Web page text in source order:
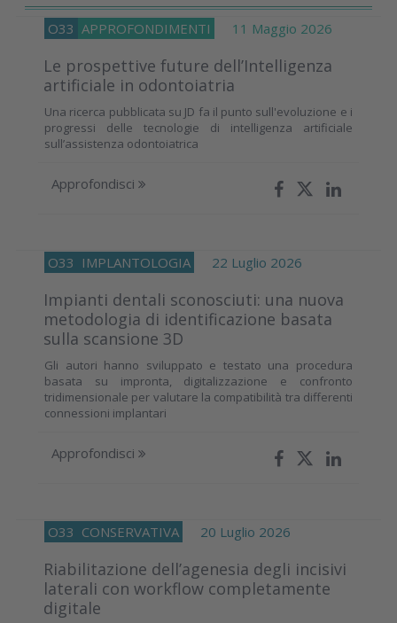
O33 APPROFONDIMENTI 11 Maggio 2026
Le prospettive future dell’Intelligenza
artificiale in odontoiatria
Una ricerca pubblicata su JD fa il punto sull'evoluzione e i
progressi delle tecnologie di intelligenza artificiale
sull’assistenza odontoiatrica
Approfondisci
O33 IMPLANTOLOGIA 22 Luglio 2026
Impianti dentali sconosciuti: una nuova
metodologia di identificazione basata
sulla scansione 3D
Gli autori hanno sviluppato e testato una procedura
basata su impronta, digitalizzazione e confronto
tridimensionale per valutare la compatibilità tra differenti
connessioni implantari
Approfondisci
O33 CONSERVATIVA 20 Luglio 2026
Riabilitazione dell’agenesia degli incisivi
laterali con workflow completamente
digitale